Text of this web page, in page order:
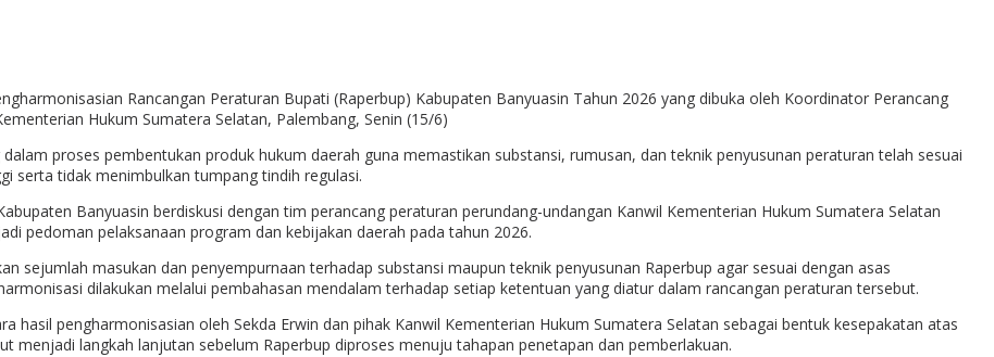
Rancangan Peraturan Bupati (Raperbup) Kabupaten Banyuasin Tahun 2026 yang dibuka oleh Koordinator Perancang
Hukum Sumatera Selatan, Palembang, Senin (15/6)
proses pembentukan produk hukum daerah guna memastikan substansi, rumusan, dan teknik penyusunan peraturan telah sesuai
serta tidak menimbulkan tumpang tindih regulasi.
Banyuasin berdiskusi dengan tim perancang peraturan perundang-undangan Kanwil Kementerian Hukum Sumatera Selatan
pedoman pelaksanaan program dan kebijakan daerah pada tahun 2026.
sejumlah masukan dan penyempurnaan terhadap substansi maupun teknik penyusunan Raperbup agar sesuai dengan asas
dilakukan melalui pembahasan mendalam terhadap setiap ketentuan yang diatur dalam rancangan peraturan tersebut.
hasil pengharmonisasian oleh Sekda Erwin dan pihak Kanwil Kementerian Hukum Sumatera Selatan sebagai bentuk kesepakatan atas
menjadi langkah lanjutan sebelum Raperbup diproses menuju tahapan penetapan dan pemberlakuan.